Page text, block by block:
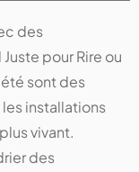
des
pour Rire ou
sont des
installations
vivant.
des